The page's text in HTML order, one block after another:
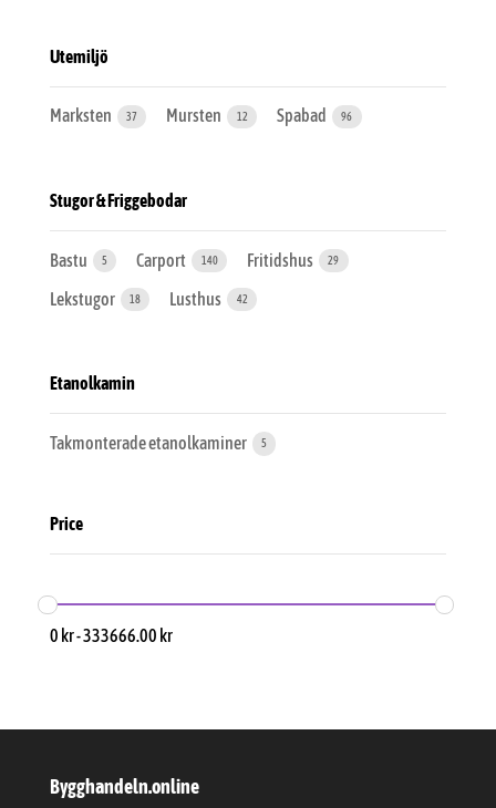
Utemiljö
Marksten 37 Mursten 12 Spabad 96
Stugor & Friggebodar
Bastu 5 Carport 140 Fritidshus 29
Lekstugor 18 Lusthus 42
Etanolkamin
Takmonterade etanolkaminer 5
Price
0 kr-333666.00 kr
Bygghandeln.online